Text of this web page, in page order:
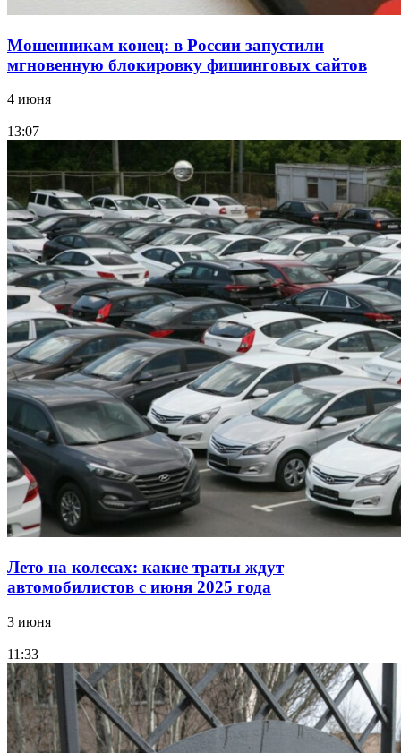
Мошенникам конец: в России запустили
мгновенную блокировку фишинговых сайтов
4 июня
13:07
Лето на колесах: какие траты ждут
автомобилистов с июня 2025 года
3 июня
11:33